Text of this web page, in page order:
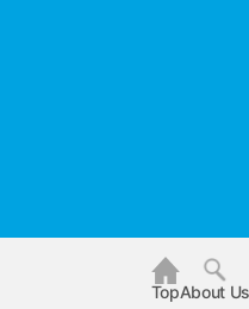
TopAbout Us